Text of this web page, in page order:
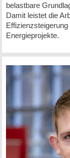
belastbare
Damit leistet die
Energieprojekte.